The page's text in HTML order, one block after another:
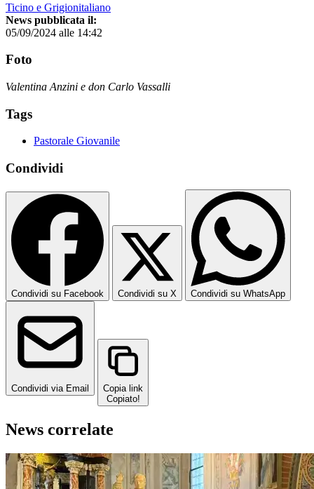
Ticino e Grigionitaliano
News pubblicata il:
05/09/2024 alle 14:42
Foto
Valentina Anzini e don Carlo Vassalli
Tags
Pastorale Giovanile
Condividi
Condividi su Facebook Condividi su X Condividi su WhatsApp
Condividi via Email
Copia link
Copiato!
News correlate